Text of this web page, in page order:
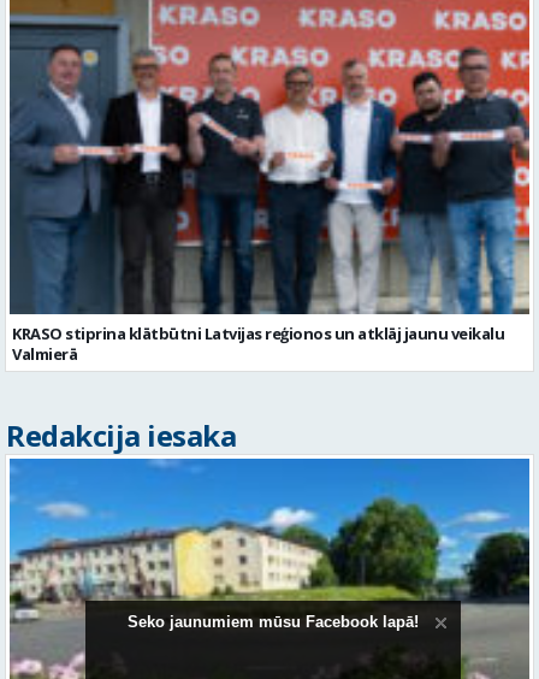
KRASO stiprina klātbūtni Latvijas reģionos un atklāj jaunu veikalu
Valmierā
Redakcija iesaka
Seko jaunumiem mūsu Facebook lapā!